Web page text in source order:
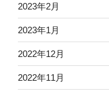
2023年2月
2023年1月
2022年12月
2022年11月